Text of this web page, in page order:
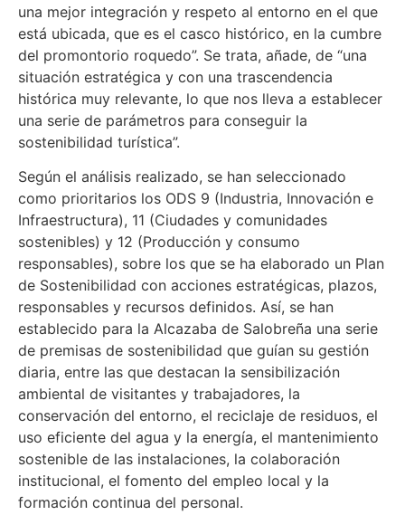
una mejor integración y respeto al entorno en el que
está ubicada, que es el casco histórico, en la cumbre
del promontorio roquedo”. Se trata, añade, de “una
situación estratégica y con una trascendencia
histórica muy relevante, lo que nos lleva a establecer
una serie de parámetros para conseguir la
sostenibilidad turística”.
Según el análisis realizado, se han seleccionado
como prioritarios los ODS 9 (Industria, Innovación e
Infraestructura), 11 (Ciudades y comunidades
sostenibles) y 12 (Producción y consumo
responsables), sobre los que se ha elaborado un Plan
de Sostenibilidad con acciones estratégicas, plazos,
responsables y recursos definidos. Así, se han
establecido para la Alcazaba de Salobreña una serie
de premisas de sostenibilidad que guían su gestión
diaria, entre las que destacan la sensibilización
ambiental de visitantes y trabajadores, la
conservación del entorno, el reciclaje de residuos, el
uso eficiente del agua y la energía, el mantenimiento
sostenible de las instalaciones, la colaboración
institucional, el fomento del empleo local y la
formación continua del personal.